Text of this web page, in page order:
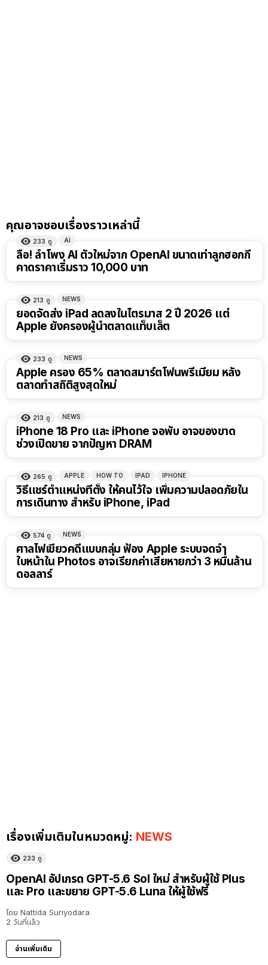
คุณอาจชอบเรื่องราวเหล่านี้
233 ดู AI
ลือ! ลำโพง AI ตัวใหม่จาก OpenAI ขนาดเท่าลูกฮอกกี้
คาดราคาเริ่มราว 10,000 บาท
213 ดู NEWS
ยอดจัดส่ง iPad ลดลงในไตรมาส 2 ปี 2026 แต่
Apple ยังครองผู้นำตลาดแท็บเล็ต
233 ดู NEWS
Apple ครอง 65% ตลาดสมาร์ตโฟนพรีเมียม หลัง
ตลาดทำสถิติสูงสุดใหม่
213 ดู NEWS
iPhone 18 Pro และ iPhone จอพับ อาจของขาด
ช่วงเปิดขาย จากปัญหา DRAM
265 ดู APPLE HOW TO IPAD IPHONE
วิธีแชร์ตำแหน่งที่ตั้ง ให้คนไว้ใจ เพิ่มความปลอดภัยใน
การเดินทาง สำหรับ iPhone, iPad
574 ดู NEWS
ศาลไฟเขียวคดีแบบกลุ่ม ฟ้อง Apple ระบบจดจำ
ใบหน้าใน Photos อาจเรียกค่าเสียหายกว่า 3 หมื่นล้าน
ดอลลาร์
เรื่องเพิ่มเติมในหมวดหมู่: NEWS
233 ดู
OpenAI อัปเกรด GPT-5.6 Sol ใหม่ สำหรับผู้ใช้ Plus
และ Pro และขยาย GPT-5.6 Luna ให้ผู้ใช้ฟรี
โดย Nattida Suriyodara
2 วันที่แล้ว
อ่านเพิ่มเติม